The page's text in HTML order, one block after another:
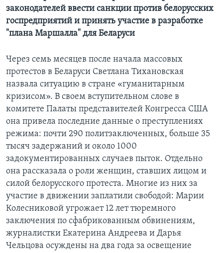
законодателей ввести санкции против белорусских
госпредприятий и принять участие в разработке
"плана Маршалла" для Беларуси
Через семь месяцев после начала массовых
протестов в Беларуси Светлана Тихановская
назвала ситуацию в стране «гуманитарным
кризисом». В своем вступительном слове в
комитете Палаты представителей Конгресса США
она привела последние данные о преступлениях
режима: почти 290 политзаключенных, больше 35
тысяч задержаний и около 1000
задокументированных случаев пыток. Отдельно
она рассказала о роли женщин, ставших лицом и
силой белорусского протеста. Многие из них за
участие в движении заплатили свободой: Марии
Колесниковой угрожает 12 лет тюремного
заключения по сфабрикованным обвинениям,
журналистки Екатерина Андреева и Дарья
Чельцова осуждены на два года за освещение